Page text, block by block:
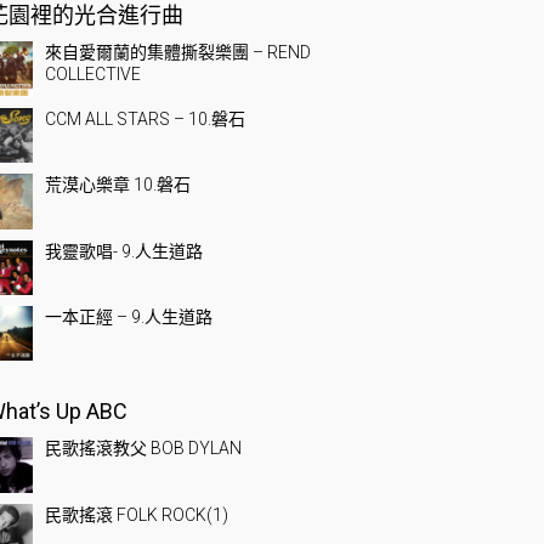
園裡的光合進行曲
來自愛爾蘭的集體撕裂樂團 – REND
COLLECTIVE
CCM ALL STARS – 10.磐石
荒漠心樂章 10.磐石
我靈歌唱- 9.人生道路
一本正經 – 9.人生道路
Up ABC
民歌搖滾教父 BOB DYLAN
民歌搖滾 FOLK ROCK(1)